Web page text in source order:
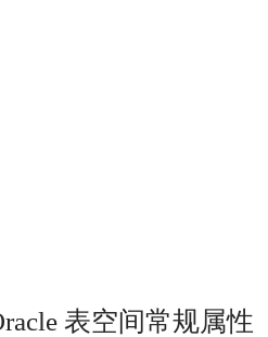
表空间常规属性